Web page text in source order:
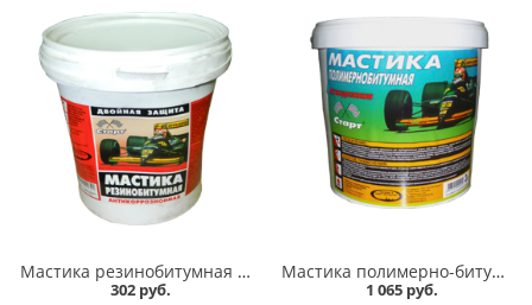
Мастика резинобитумная СТАРТ 1л в Омске
302 руб.
Мастика полимерно-битумная СТАРТ 3л в Омске
1 065 руб.